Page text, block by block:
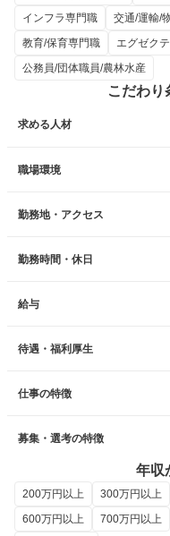
インフラ専門職
交通/運輸/
教育/保育専門職
エグゼク
公務員/団体職員/農林水産
こだわり
求める人材
職場環境
勤務地・アクセス
勤務時間・休日
給与
待遇・福利厚生
仕事の特徴
募集・選考の特徴
年収
200万円以上 300万円以上
600万円以上
700万円以上